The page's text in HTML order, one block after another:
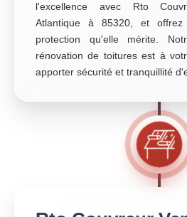
l'excellence avec Rto
Atlantique à 85320, et
protection qu'elle mérite.
rénovation de toitures est à
apporter sécurité et tranquillité